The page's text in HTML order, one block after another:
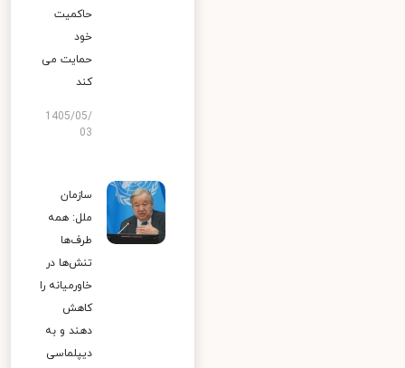
حاکمیت
خود
حمایت می
کند
1405/05/
03
سازمان
ملل: همه
طرف‌ها
تنش‌ها در
خاورمیانه را
کاهش
دهند و به
دیپلماسی